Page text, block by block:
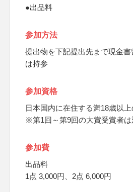
●出品料
参加方法
提出物を下記提出先まで現金書
は持参
参加資格
日本国内に在住する満18歳以上
※第1回～第9回の大賞受賞者は
参加費
出品料
1点 3,000円、2点 6,000円